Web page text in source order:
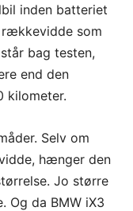
inden batteriet
som
bag testen,
end den
kilometer.
Selv om
hænger den
Jo større
da BMW iX3